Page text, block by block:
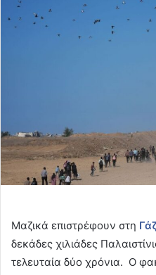
email
Μαζικά επιστρέφουν στη
δεκάδες χιλιάδες
τελευταία δύο χρόνια. Ο